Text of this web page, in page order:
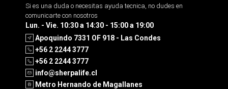
Si es una duda o necesitas ayuda tecnica, no dudes en
comunicarte con nosotros
Lun. - Vie. 10:30 a 14:30 - 15:00 a 19:00
Apoquindo 7331 OF 918 - Las Condes
+56 2 2244 3777
+56 2 2244 3777
info@sherpalife.cl
Metro Hernando de Magallanes